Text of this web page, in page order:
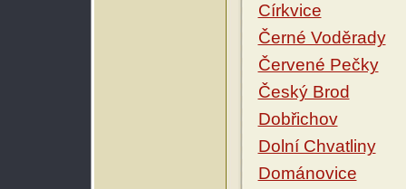
Církvice
Černé Voděrady
Červené Pečky
Český Brod
Dobřichov
Dolní Chvatliny
Dománovice